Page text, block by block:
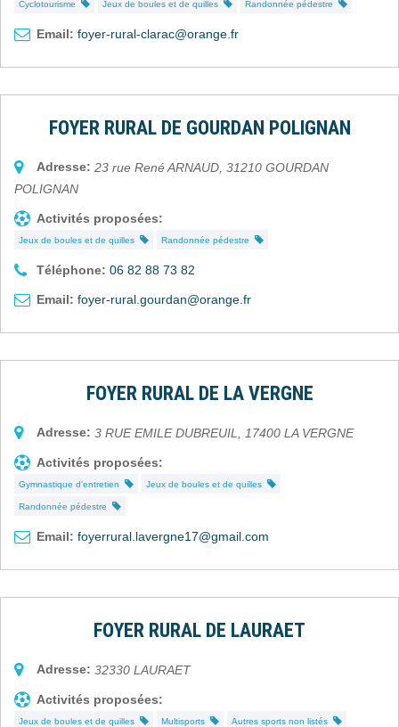
Cyclotourisme Jeux de boules et de quilles Randonnée pédestre
Email: foyer-rural-clarac@orange.fr
FOYER RURAL DE GOURDAN POLIGNAN
Adresse: 23 rue René ARNAUD 31210 GOURDAN
POLIGNAN
Activités proposées:
Jeux de boules et de quilles Randonnée pédestre
Téléphone: 06 82 88 73 82
Email: foyer-rural.gourdan@orange.fr
FOYER RURAL DE LA VERGNE
Adresse: 3 RUE EMILE DUBREUIL 17400 LA VERGNE
Activités proposées:
Gymnastique d'entretien Jeux de boules et de quilles
Randonnée pédestre
Email: foyerrural.lavergne17@gmail.com
FOYER RURAL DE LAURAET
Adresse: 32330 LAURAET
Activités proposées:
Jeux de boules et de quilles Multisports Autres sports non listés